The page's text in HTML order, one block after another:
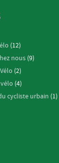
(12)
nous (9)
(2)
(4)
cycliste urbain (1)